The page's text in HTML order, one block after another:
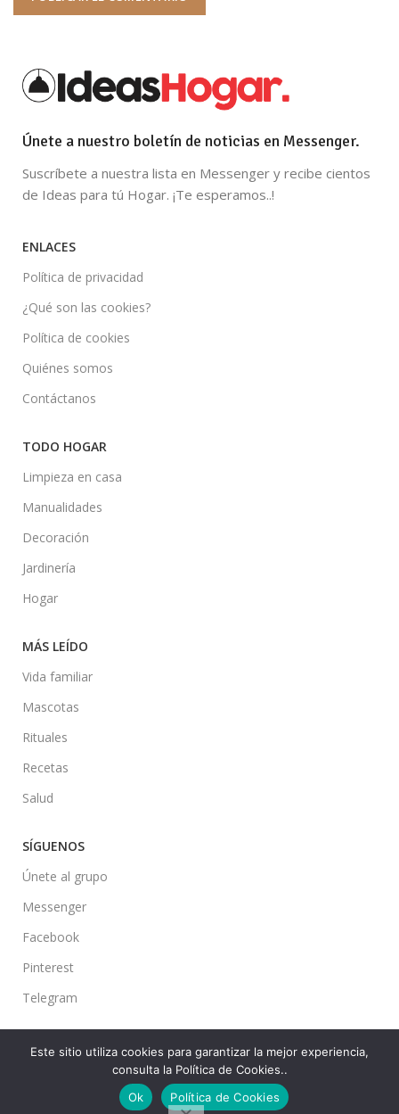
Únete a nuestro boletín de noticias en Messenger.
Suscríbete a nuestra lista en Messenger y recibe cientos
de Ideas para tú Hogar. ¡Te esperamos..!
ENLACES
Política de privacidad
¿Qué son las cookies?
Política de cookies
Quiénes somos
Contáctanos
TODO HOGAR
Limpieza en casa
Manualidades
Decoración
Jardinería
Hogar
MÁS LEÍDO
Vida familiar
Mascotas
Rituales
Recetas
Salud
SÍGUENOS
Únete al grupo
Messenger
Facebook
Pinterest
Telegram
2022 Created ByCMS. Premium Blog Solutions.
Este sitio utiliza cookies para garantizar la mejor experiencia,
consulta la Política de Cookies..
Ok
Política de Cookies